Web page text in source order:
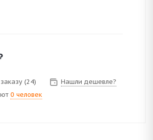
(24)
Нашли дешевле?
0 человек